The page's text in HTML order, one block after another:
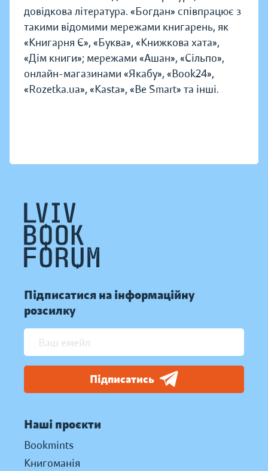
довідкова література. «Богдан» співпрацює з
такими відомими мережами книгарень, як
«Книгарня Є», «Буква», «Книжкова хата»,
«Дім книги»; мережами «Ашан», «Сільпо»,
онлайн-магазинами «Якабу», «Book24»,
«Rozetka.ua», «Kasta», «Be Smart» та інші.
Підписатися на інформаційну
розсилку
Підписатись
Наші проєкти
Bookmints
Книгоманія